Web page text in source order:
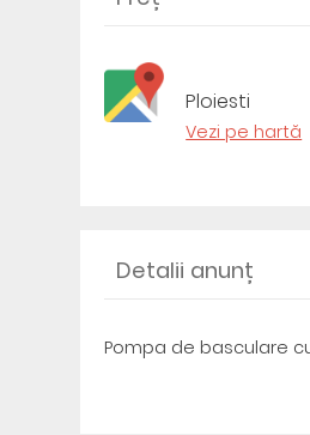
Ploiesti
Vezi pe hartă
Detalii anunț
Pompa de basculare